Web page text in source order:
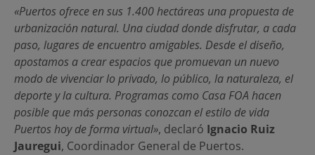
«Puertos ofrece en sus 1.400 hectáreas una propuesta de
urbanización natural. Una ciudad donde disfrutar, a cada
paso, lugares de encuentro amigables. Desde el diseño,
apostamos a crear espacios que promuevan un nuevo
modo de vivenciar lo privado, lo público, la naturaleza, el
deporte y la cultura. Programas como Casa FOA hacen
posible que más personas conozcan el estilo de vida
Puertos hoy de forma virtual», declaró Ignacio Ruiz
Jauregui, Coordinador General de Puertos.